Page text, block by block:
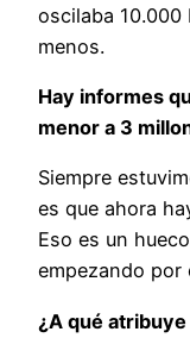
oscilaba 10.000
menos.
Hay informes
menor a 3
Siempre
es que ahora
Eso es un
empezando por
¿A qué